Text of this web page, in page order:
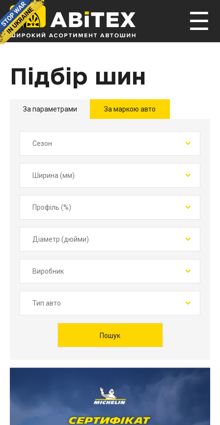
☰
Підбір шин
За параметрами За маркою авто